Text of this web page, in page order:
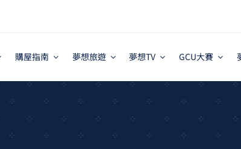
購屋指南 夢想旅遊 夢想TV GCU大賽